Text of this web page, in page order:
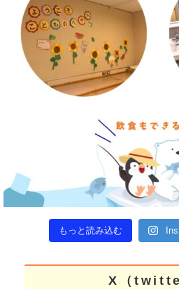
もっと読み込む
X（